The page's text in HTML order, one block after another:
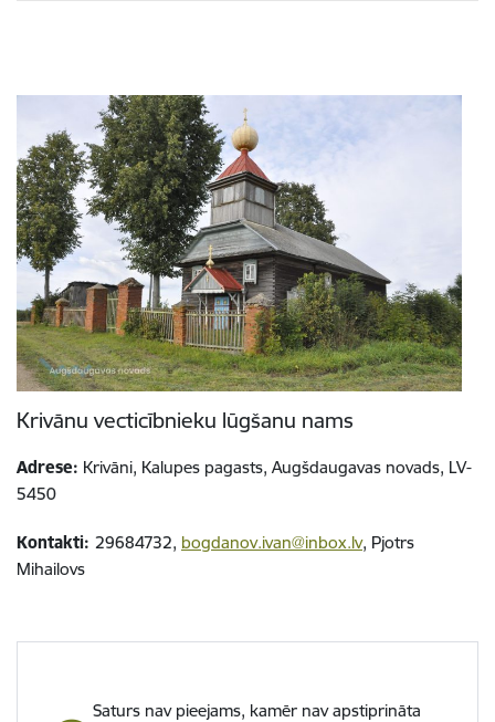
Krivānu vecticībnieku lūgšanu nams
Adrese: Krivāni, Kalupes pagasts, Augšdaugavas novads, LV-
5450
Kontakti: 29684732, bogdanov.ivan@inbox.lv, Pjotrs
Mihailovs
Saturs nav pieejams, kamēr nav apstiprināta